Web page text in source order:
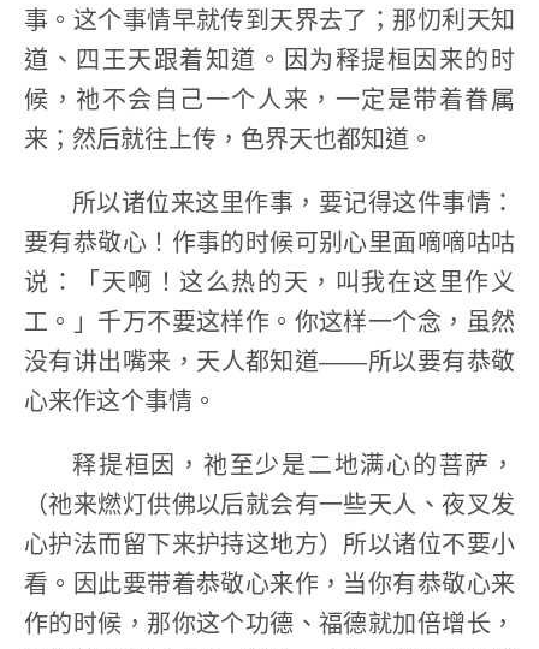
事。这个事情早就传到天界去了；那忉利天知
道、四王天跟着知道。因为释提桓因来的时
候，祂不会自己一个人来，一定是带着眷属
来；然后就往上传，色界天也都知道。
所以诸位来这里作事，要记得这件事情：
要有恭敬心！作事的时候可别心里面嘀嘀咕咕
说：「天啊！这么热的天，叫我在这里作义
工。」千万不要这样作。你这样一个念，虽然
没有讲出嘴来，天人都知道——所以要有恭敬
心来作这个事情。
释提桓因，祂至少是二地满心的菩萨，
（祂来燃灯供佛以后就会有一些天人、夜叉发
心护法而留下来护持这地方）所以诸位不要小
看。因此要带着恭敬心来作，当你有恭敬心来
作的时候，那你这个功德、福德就加倍增长，